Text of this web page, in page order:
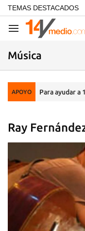
common.go-to-content
TEMAS DESTACADOS
Navegación
Música
APOYO Para ayudar a
Ray